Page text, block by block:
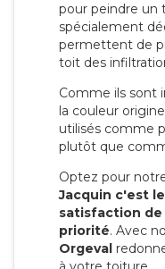
pour peindre un
spécialement
permettent de
toit des
Comme ils sont
la couleur
utilisés comme
plutôt que
Optez pour
Jacquin c'est
satisfaction
priorité. Avec
Orgeval